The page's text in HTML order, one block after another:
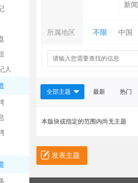
人
新闻
所属地区 不限 中国
全部主题 最新 热门
本版块或指定的范围内尚无主题
发表主题